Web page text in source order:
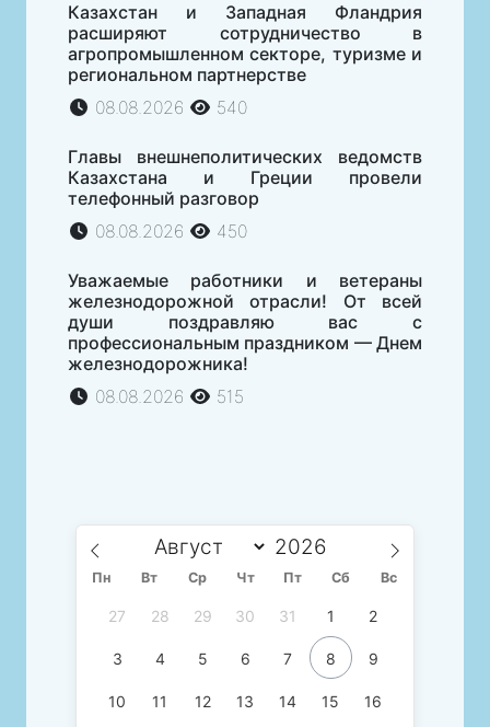
Казахстан и Западная Фландрия
расширяют сотрудничество в
агропромышленном секторе, туризме и
региональном партнерстве
08.08.2026
540
Главы внешнеполитических ведомств
Казахстана и Греции провели
телефонный разговор
08.08.2026
450
Уважаемые работники и ветераны
железнодорожной отрасли! От всей
души поздравляю вас с
профессиональным праздником — Днем
железнодорожника!
08.08.2026
515
Пн Вт Ср Чт Пт Сб Вс
27 28 29 30 31 1 2
3 4 5 6 7 8 9
10 11 12 13 14 15 16